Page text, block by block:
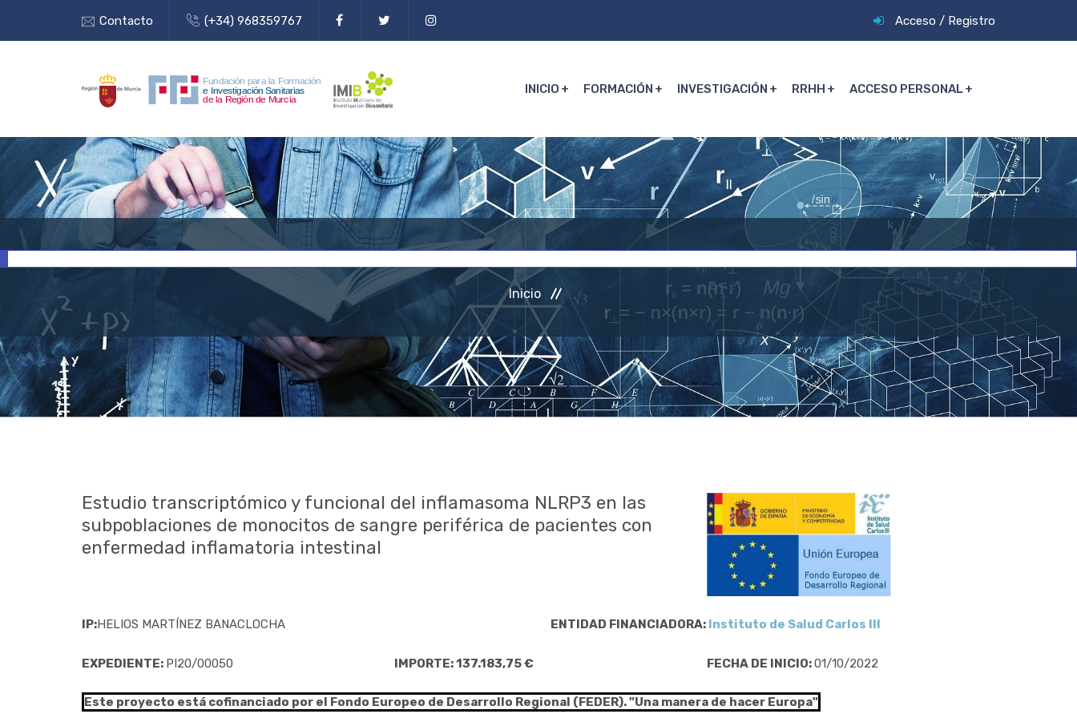
Contacto (+34) 968359767 Acceso / Registro
INICIO FORMACIÓN INVESTIGACIÓN RRHH ACCESO PERSONAL
Inicio
Estudio transcriptómico y funcional del inflamasoma NLRP3 en las
subpoblaciones de monocitos de sangre periférica de pacientes con
enfermedad inflamatoria intestinal
IP:HELIOS MARTÍNEZ BANACLOCHA ENTIDAD FINANCIADORA: Instituto de Salud Carlos III
EXPEDIENTE: PI20/00050 IMPORTE: 137.183,75 € FECHA DE INICIO:01/10/2022
Este proyecto está cofinanciado por el Fondo Europeo de Desarrollo Regional (FEDER). "Una manera de hacer Europa"